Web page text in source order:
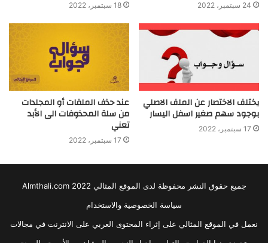
24 سبتمبر، 2022 18 سبتمبر، 2022
يختلف الاختصار عن الملف الاصلي
بوجود سهم صغير اسفل اليسار
17 سبتمبر، 2022
عند حذف الملفات أو المجلدات
من سلة المحذوفات الى الأبد
تعني
17 سبتمبر، 2022
جميع حقوق النشر محفوظة لدى الموقع المثالي 2022 Almthali.com
سياسة الخصوصية والاستخدام
نعمل في الموقع المثالي على إثراء المحتوى العربي على الانترنت في مجالات